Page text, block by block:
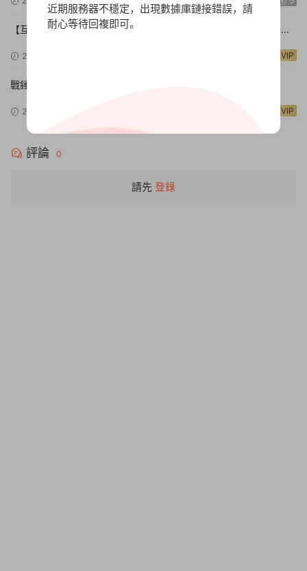
【互動SLG/中文/真人全動态】《進擊吧，異次元美少女!遊戲》 官
2024-11-14 VIP
戰錘40K：行商浪人【v1.2.1.26|容量37GB|官方簡體中文】
2024-11-13 VIP
評論 0
請先 登錄
近期服務器不穩定，出現數據庫鏈接錯誤，請
耐心等待回複即可。